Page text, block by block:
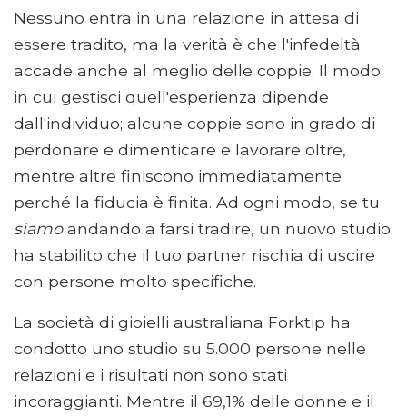
Nessuno entra in una relazione in attesa di
essere tradito, ma la verità è che l'infedeltà
accade anche al meglio delle coppie. Il modo
in cui gestisci quell'esperienza dipende
dall'individuo; alcune coppie sono in grado di
perdonare e dimenticare e lavorare oltre,
mentre altre finiscono immediatamente
perché la fiducia è finita. Ad ogni modo, se tu
siamoandando a farsi tradire, un nuovo studio
ha stabilito che il tuo partner rischia di uscire
con persone molto specifiche.
La società di gioielli australiana Forktip ha
condotto uno studio su 5.000 persone nelle
relazioni e i risultati non sono stati
incoraggianti. Mentre il 69,1% delle donne e il